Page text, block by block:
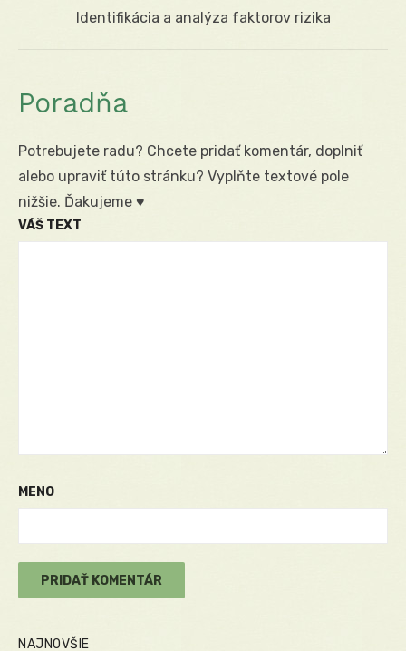
Next
Identifikácia a analýza faktorov rizika
Poradňa
Potrebujete radu? Chcete pridať komentár, doplniť
alebo upraviť túto stránku? Vyplňte textové pole
nižšie. Ďakujeme ♥
VÁŠ TEXT
MENO
NAJNOVŠIE